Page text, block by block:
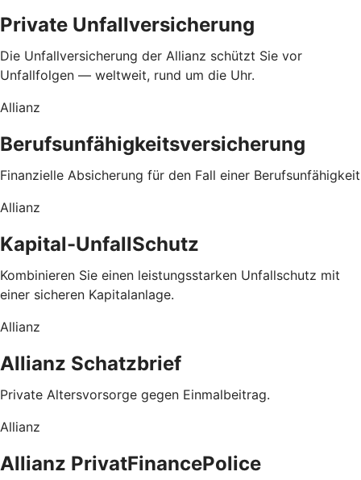
Private Unfallversicherung
Die Unfallversicherung der Allianz schützt Sie vor
Unfallfolgen — weltweit, rund um die Uhr.
Allianz
Berufsunfähigkeitsversicherung
Finanzielle Absicherung für den Fall einer Berufsunfähigkeit
Allianz
Kapital-UnfallSchutz
Kombinieren Sie einen leistungsstarken Unfallschutz mit
einer sicheren Kapitalanlage.
Allianz
Allianz Schatzbrief
Private Alters­­vorsorge gegen Einmal­­beitrag.
Allianz
Allianz PrivatFinancePolice